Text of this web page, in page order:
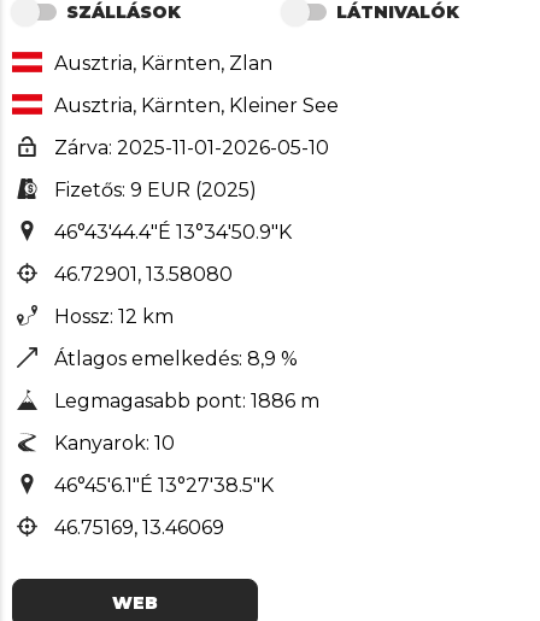
SZÁLLÁSOK LÁTNIVALÓK
Ausztria, Kärnten, Zlan
Ausztria, Kärnten, Kleiner See
Zárva: 2025-11-01-2026-05-10
Fizetős: 9 EUR (2025)
46°43'44.4"É 13°34'50.9"K
46.72901, 13.58080
Hossz: 12 km
Átlagos emelkedés: 8,9 %
Legmagasabb pont: 1886 m
Kanyarok: 10
46°45'6.1"É 13°27'38.5"K
46.75169, 13.46069
WEB